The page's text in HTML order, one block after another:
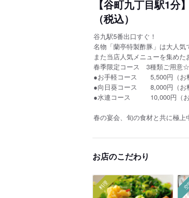
【谷町九丁目駅1
（税込）
谷九駅5番出口すぐ！
名物「蘭亭特製酢豚」は大人気
また当店人気メニューを集めた
春季限定コース 3種類ご用意☆
●お手軽コース 5,500円（お
●向日葵コース 8,000円（お
●水連コース 10,000円（お
春の宴会、旬の食材と共に極上
お店のこだわり
料理